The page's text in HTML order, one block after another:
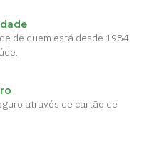
de quem está desde 1984
através de cartão de